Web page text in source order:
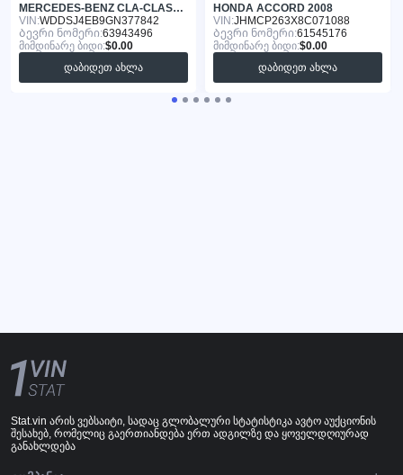
MERCEDES-BENZ CLA-CLASS 2016
VIN:WDDSJ4EB9GN377842
Ბევრი ნომერი:63943496
მიმდინარე ბიდი:$0.00
დაბიდეთ ახლა
HONDA ACCORD 2008
VIN:JHMCP263X8C071088
Ბევრი ნომერი:61545176
მიმდინარე ბიდი:$0.00
დაბიდეთ ახლა
Stat.vin არის ვებსაიტი, სადაც გლობალური სტატისტიკა ავტო აუქციონის
შესახებ, რომელიც გაერთიანდება ერთ ადგილზე და ყოველდღიურად
განახლდება